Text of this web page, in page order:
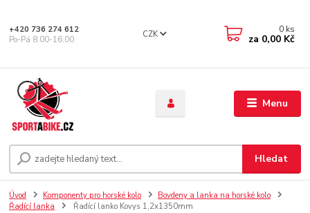
Menu
CZK
Hledat
+420 736 274 612
Po-Pá 8.00-16.00
0 ks
za 0,00 Kč
Úvod Komponenty pro horské kolo
Bovdeny a lanka na horské kolo
Řadící lanka
Řadící lanko Kovys 1,2x1350mm